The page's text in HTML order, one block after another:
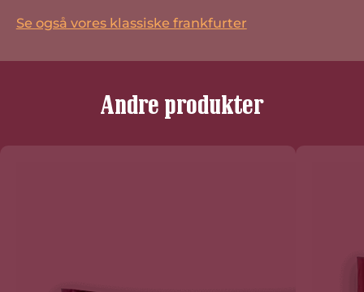
Se også vores klassiske frankfurter
Andre produkter